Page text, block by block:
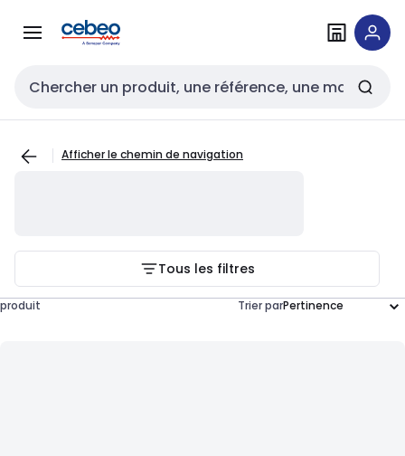
navigationau
Entrée de recherche
Afficher le chemin de navigation
Tous les filtres
produit Trier par